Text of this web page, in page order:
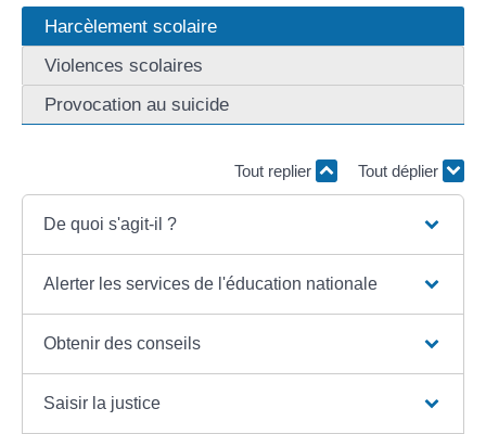
Harcèlement scolaire
Violences scolaires
Provocation au suicide
Tout replier Tout déplier
De quoi s'agit-il ?
Alerter les services de l'éducation nationale
Obtenir des conseils
Saisir la justice